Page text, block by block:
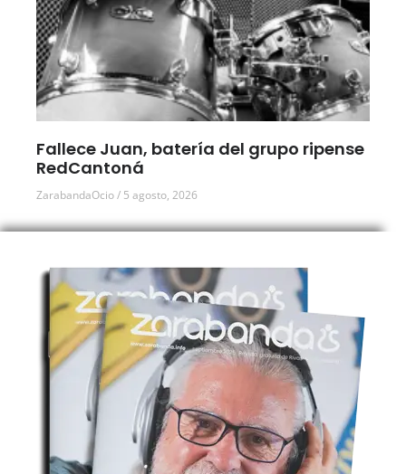
Fallece Juan, batería del grupo ripense
RedCantoná
ZarabandaOcio 5 agosto, 2026